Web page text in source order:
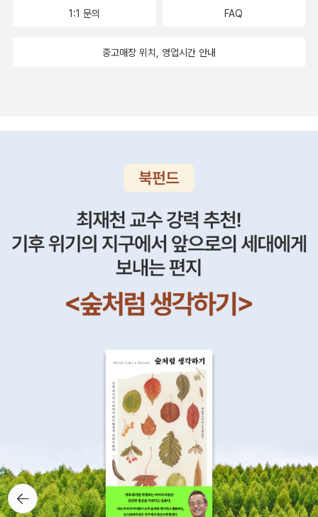
짓은 나를 위한 행동이었다.『유형의 땅』은 그의 중단편집 중에서
역된 작품이기 때문이다. 영어 제목으로는 『The Land of the B
까지 오니, 나는조정래 작가의 단편이 내 생각보다 훨씬 많다는
번에는 소설이 아닌 다른 곳으로 나아가보자. 조정래도 인간이기
에, 그리고 소설에서는 하지 못하는 이야기가 많기에 그는 일종의
'뒷담화' 같은 책들을 몇몇 출간했다. 물론 뒷담화 이상의 가치가
있는 책이지만 말이다. 특히, 『황홀한 글감옥』은 그의 에세이 중
가장 널리 알려진 것으로, 작가가 직접 알려주는 '소설 쓰는 법'이
담겨 있어서 그런가 보다. 하지만 그것도 좋지만 조정래의 인간적
인 이야기도 경청해주었으면 한다.이제, 드디어 조정래 작가의 단
편소설도, 대하소설도 아닌 '장편소설'로 들어가본다. 내 생각엔
론 대부분 예전에 쓰여진 작품이지만. 왜 그의 작품은 계속해서
개정판이 나오는 걸까? 사람들이 관심을 가진 것뿐만이 아니라,
그의 작품의 칼날은 아직도 효력을 발휘하기 때문인 걸까? 그 두
가지에 더불어 하나 추가해본다. 조정래 작가 자신도 작품을 끝맺
지 못했기 때문이다. 원래 『황토』는 중편이었지만 그의 손길으로
장편으로태어났다. 『사람의 탈』은『오 하느님』이라는제목이었지
만 전자로 바뀌었다. 제목에서도 볼 수 있듯이 조정래 작가는'인
간'에 관심을 가지고 있다.더 자세히 말하면, 이 시대에서 살아가
뒤로가
기
1:1 문의 FAQ
중고매장 위치, 영업시간 안내